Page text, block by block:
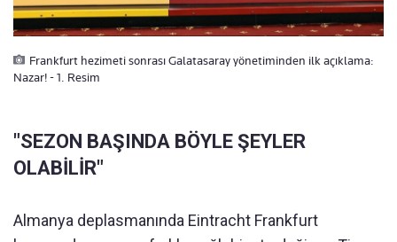
Frankfurt hezimeti sonrası Galatasaray yönetiminden ilk açıklama:
Nazar! - 1. Resim
"SEZON BAŞINDA BÖYLE ŞEYLER
OLABİLİR"
Almanya deplasmanında Eintracht Frankfurt